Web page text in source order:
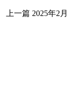
上一篇 2025年2月